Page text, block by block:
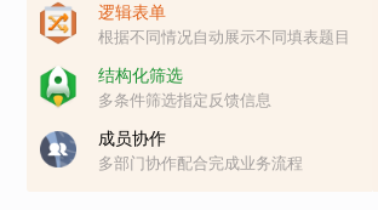
逻辑表单
根据不同情况自动展示不同填表题目
结构化筛选
多条件筛选指定反馈信息
成员协作
多部门协作配合完成业务流程